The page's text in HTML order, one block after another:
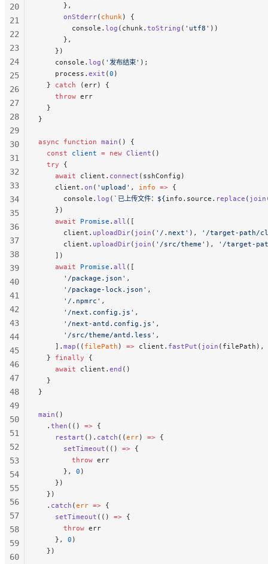
      },
      onStderr
( chunk ) {
        console.
log (chunk. toString ( 'utf8' ))
      },
    })
    console.
log ( '发布结束' );
    process.
exit (0 )
  }
catch (err) {
    throw
err
  }
}
async function main () {
  const
client = new Client ()
  try
{
    await
client. connect (sshConfig)
    client.
on ( 'upload' , info => {
      console.
log ( `已上传文件：${info . source . replace ( join
    })
    await
Promise . all ([
      client.
uploadDir( join ( '/.next' ),
'/target-path/
      client.
uploadDir( join ( '/src/theme' ),
'/target-
    ])
    await
Promise . all ([
      '/package.json'
,
      '/package-lock.json'
,
      '/.npmrc'
,
      '/next.config.js'
,
      '/next-antd.config.js'
,
      '/src/theme/antd.less'
,
    ].
map (( filePath ) => client. fastPut ( join (filePath),
  }
finally {
    await
client. end ()
  }
}
main ()
  .
then (() => {
    restart
(). catch ((err) => {
      setTimeout
(() => {
        throw
err
      },
0 )
    })
  })
  .
catch (err => {
    setTimeout
(() => {
      throw
err
    },
0 )
  })
20
21
22
23
24
25
26
27
28
29
30
31
32
33
34
35
36
37
38
39
40
41
42
43
44
45
46
47
48
49
50
51
52
53
54
55
56
57
58
59
60